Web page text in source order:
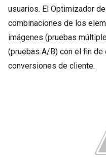
usuarios. El Optimizador
combinaciones de los
imágenes (pruebas
(pruebas A/B) con el fin de
conversiones de cliente.